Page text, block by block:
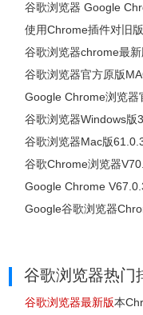
谷歌浏览器 Google
使用Chrome插件对旧
谷歌浏览器chrome最新
谷歌浏览器官方原版
Google Chrome浏览器
谷歌浏览器Windows版
谷歌浏览器Mac版
谷歌Chrome浏览器
Google Chrome
Google谷歌浏览器
谷歌浏览器热门
谷歌浏览器最新版本